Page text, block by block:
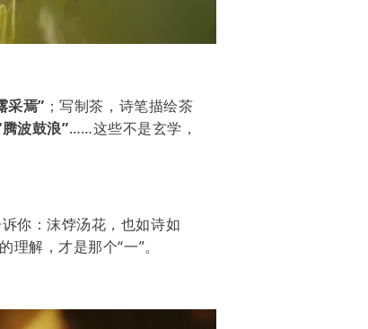
采焉” ；写制茶，诗笔描绘茶
波鼓浪”……这些不是玄学，
你：沫饽汤花，也如诗如
解，才是那个“一”。